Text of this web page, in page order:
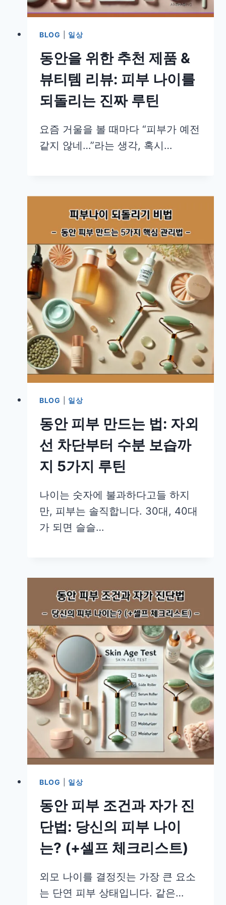
BLOG 일상
동안을 위한 추천 제품 &
뷰티템 리뷰: 피부 나이를
되돌리는 진짜 루틴
요즘 거울을 볼 때마다 “피부가 예전
같지 않네…”라는 생각, 혹시…
BLOG 일상
동안 피부 만드는 법: 자외
선 차단부터 수분 보습까
지 5가지 루틴
나이는 숫자에 불과하다고들 하지
만, 피부는 솔직합니다. 30대, 40대
가 되면 슬슬…
BLOG 일상
동안 피부 조건과 자가 진
단법: 당신의 피부 나이
는? (+셀프 체크리스트)
외모 나이를 결정짓는 가장 큰 요소
는 단연 피부 상태입니다. 같은…